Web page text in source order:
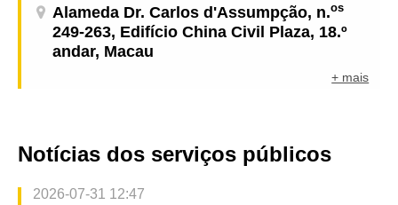
Alameda Dr. Carlos d'Assumpção, n.os
249-263, Edifício China Civil Plaza, 18.º
andar, Macau
+ mais
Notícias dos serviços públicos
2026-07-31 12:47